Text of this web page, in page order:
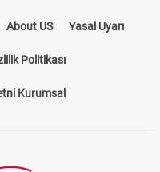
About US Yasal Uyarı
Politikası
Kurumsal